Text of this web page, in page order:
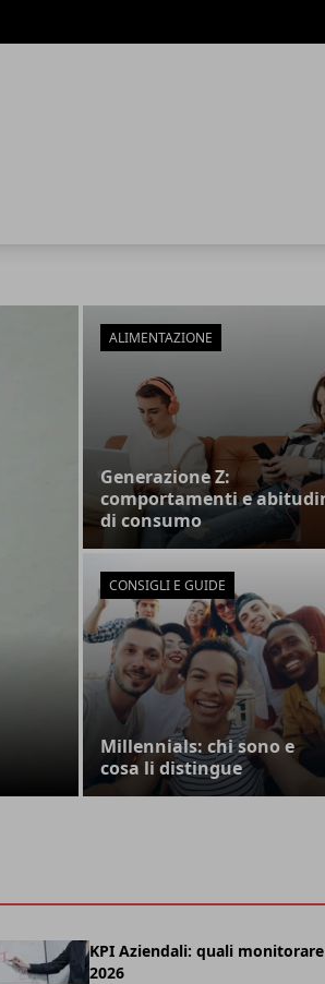
ALIMENTAZIONE
Generazione Z:
comportamenti e
di consumo
CONSIGLI E GUIDE
Millennials: chi sono e
cosa li distingue
KPI Aziendali: quali
2026